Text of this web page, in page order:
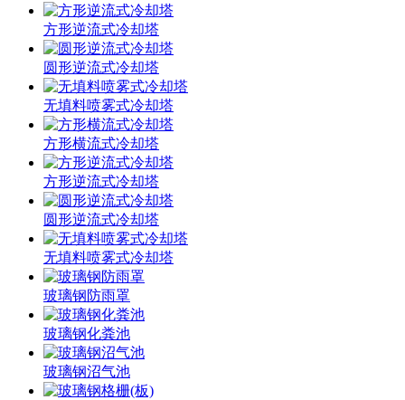
方形逆流式冷却塔
圆形逆流式冷却塔
无填料喷雾式冷却塔
方形横流式冷却塔
方形逆流式冷却塔
圆形逆流式冷却塔
无填料喷雾式冷却塔
玻璃钢防雨罩
玻璃钢化粪池
玻璃钢沼气池